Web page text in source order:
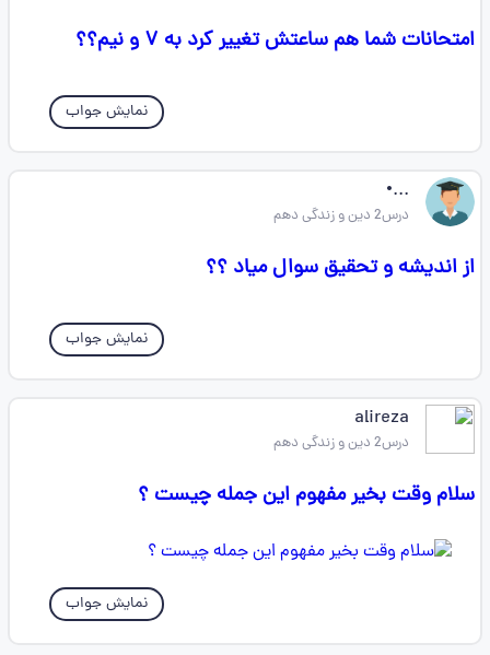
امتحانات شما هم ساعتش تغییر کرد به ۷ و نیم؟؟
نمایش جواب
...•
درس2 دین و زندگی دهم
از اندیشه و تحقیق سوال میاد ؟؟
نمایش جواب
alireza
درس2 دین و زندگی دهم
سلام وقت بخیر مفهوم این جمله چیست ؟
نمایش جواب